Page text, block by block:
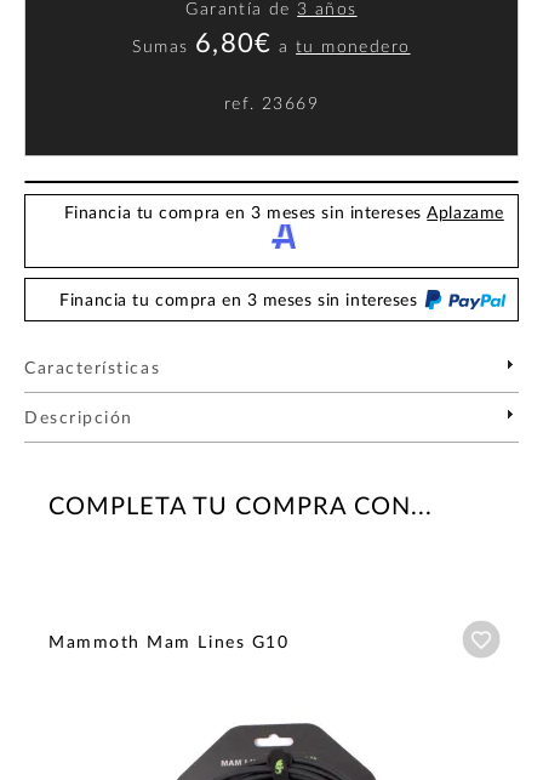
Garantía de 3 años
Sumas 6,80€ atu monedero
ref. 23669
Financia tu compra en 3 meses sin interesesAplazame
Financia tu compra en 3 meses sin intereses
Características
Descripción
COMPLETA TU COMPRA CON...
Mammoth Mam Lines G10